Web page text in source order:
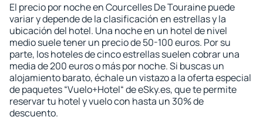
El precio por noche en Courcelles De Touraine puede
variar y depende de la clasificación en estrellas y la
ubicación del hotel. Una noche en un hotel de nivel
medio suele tener un precio de 50-100 euros. Por su
parte, los hoteles de cinco estrellas suelen cobrar una
media de 200 euros o más por noche. Si buscas un
alojamiento barato, échale un vistazo a la oferta especial
de paquetes “Vuelo+Hotel“ de eSky.es, que te permite
reservar tu hotel y vuelo con hasta un 30% de
descuento.